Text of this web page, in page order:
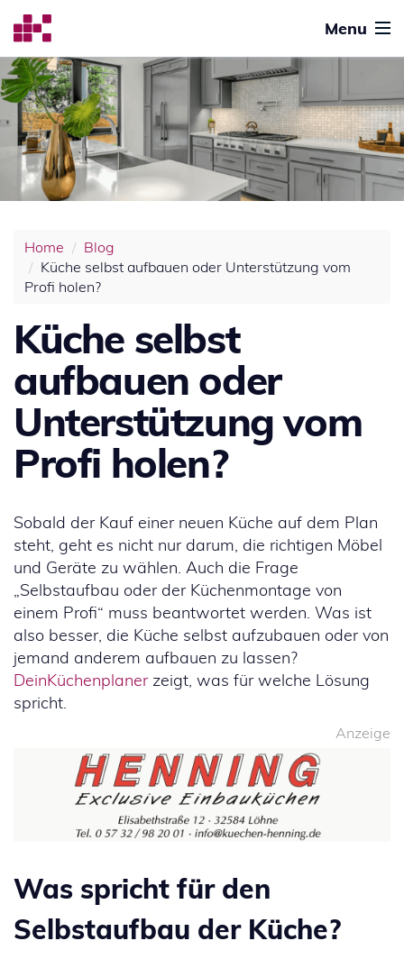
Menu
Home
Blog
Küche selbst aufbauen oder Unterstützung vom
Profi holen?
Küche selbst
aufbauen oder
Unterstützung vom
Profi holen?
Sobald der Kauf einer neuen Küche auf dem Plan
steht, geht es nicht nur darum, die richtigen Möbel
und Geräte zu wählen. Auch die Frage
„Selbstaufbau oder der Küchenmontage von
einem Profi“ muss beantwortet werden. Was ist
also besser, die Küche selbst aufzubauen oder von
jemand anderem aufbauen zu lassen?
DeinKüchenplanerzeigt, was für welche Lösung
spricht.
Anzeige
Was spricht für den
Selbstaufbau der Küche?